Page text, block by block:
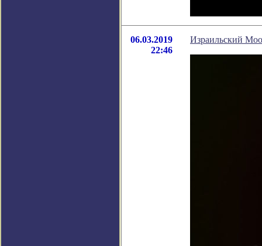
06.03.2019
22:46
Израильский